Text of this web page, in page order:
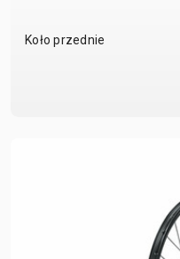
Koło przednie